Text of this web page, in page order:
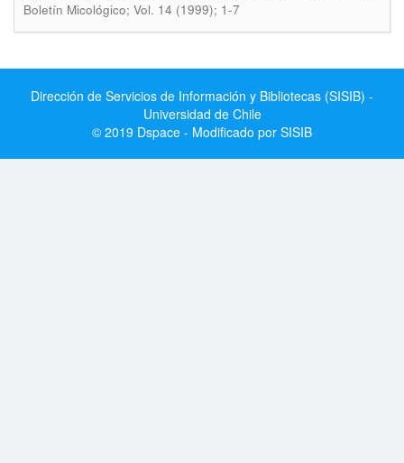
Boletín Micológico; Vol. 14 (1999); 1-7
Dirección de Servicios de Información y Bibliotecas (SISIB) -
Universidad de Chile
© 2019 Dspace - Modificado por SISIB